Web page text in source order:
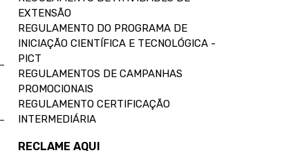
EXTENSÃO
REGULAMENTO DO PROGRAMA DE
INICIAÇÃO CIENTÍFICA E TECNOLÓGICA -
PICT
REGULAMENTOS DE CAMPANHAS
PROMOCIONAIS
REGULAMENTO CERTIFICAÇÃO
INTERMEDIÁRIA
RECLAME AQUI